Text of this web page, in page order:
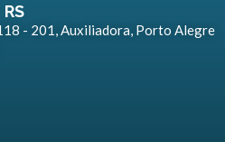
- 201, Auxiliadora, Porto Alegre